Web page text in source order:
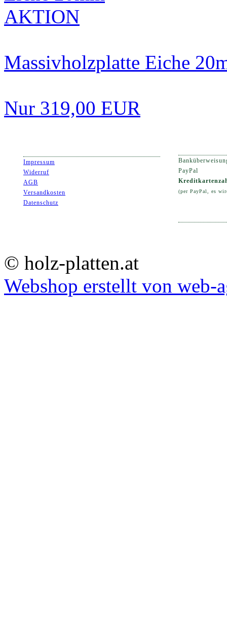
Massivholzplatte Eiche
Nur 319,00 EUR
Impressum
Widerruf
AGB
Versandkosten
Datenschutz
PayPal
(per PayPal, es
© holz-platten.at
Webshop erstellt von web-